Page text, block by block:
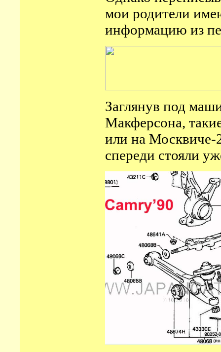
мои родители
информацию из
Заглянув под
Макферсона,
или на Москвиче-
спереди стояли